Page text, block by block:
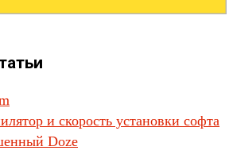
и скорость установки софта
Doze